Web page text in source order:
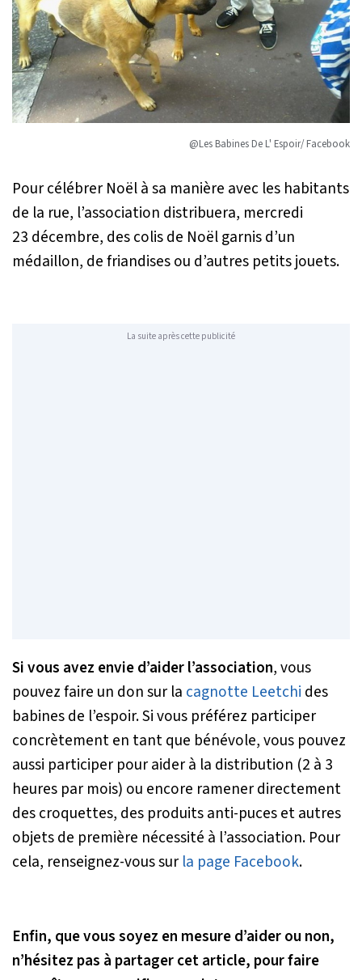
@Les Babines De L' Espoir/ Facebook
Pour célébrer Noël à sa manière avec les habitants
de la rue, l’association distribuera, mercredi
23 décembre, des colis de Noël garnis d’un
médaillon, de friandises ou d’autres petits jouets.
La suite après cette publicité
Si vous avez envie d’aider l’association, vous
pouvez faire un don sur la cagnotte Leetchi des
babines de l’espoir. Si vous préférez participer
concrètement en tant que bénévole, vous pouvez
aussi participer pour aider à la distribution (2 à 3
heures par mois) ou encore ramener directement
des croquettes, des produits anti-puces et autres
objets de première nécessité à l’association. Pour
cela, renseignez-vous sur la page Facebook.
Enfin, que vous soyez en mesure d’aider ou non,
n’hésitez pas à partager cet article, pour faire